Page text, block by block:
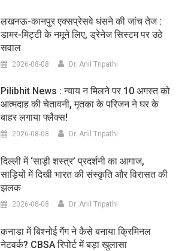
लखनऊ-कानपुर एक्सप्रेसवे धंसने की जांच तेज :
डामर-मिट्टी के नमूने लिए, ड्रेनेज सिस्टम पर उठे
सवाल
2026-08-08 Dr. Anil Tripathi
Pilibhit News : न्याय न मिलने पर 10 अगस्त को
आत्मदाह की चेतावनी, मृतका के परिजन ने घर के
बाहर लगाया फ्लैक्स!
2026-08-08 Dr. Anil Tripathi
दिल्ली में ‘साड़ी शस्त्र’ प्रदर्शनी का आगाज,
साड़ियों में दिखी भारत की संस्कृति और विरासत की
झलक
2026-08-08 Dr. Anil Tripathi
कनाडा में बिश्नोई गैंग ने कैसे बनाया क्रिमिनल
नेटवर्क? CBSA रिपोर्ट में बड़ा खुलासा